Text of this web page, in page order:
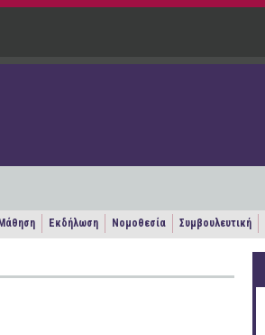
Εκδήλωση Νομοθεσία Συμβουλευτική